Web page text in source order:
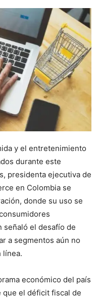
y el entretenimiento
durante este
presidenta ejecutiva de
en Colombia se
donde su uso se
señaló el desafío de
a segmentos aún no
línea.
económico del país
que el déficit fiscal de